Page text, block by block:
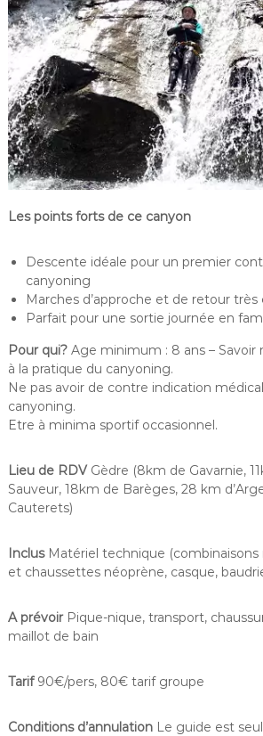
Les points forts de ce canyon
Descente idéale pour un premier
canyoning
Marches d’approche et de retour très
Parfait pour une sortie journée en
Pour qui?Age minimum : 8 ans – Savoir
à la pratique du canyoning.
Ne pas avoir de contre indication
canyoning.
Etre à minima sportif occasionnel.
Lieu de RDVGèdre (8km de Gavarnie,
Sauveur, 18km de Barèges, 28 km
Cauterets)
InclusMatériel technique (combinaisons
et chaussettes néoprène, casque,
A prévoirPique-nique, transport,
maillot de bain
Tarif90€/pers, 80€ tarif groupe
Conditions d’annulationLe guide est